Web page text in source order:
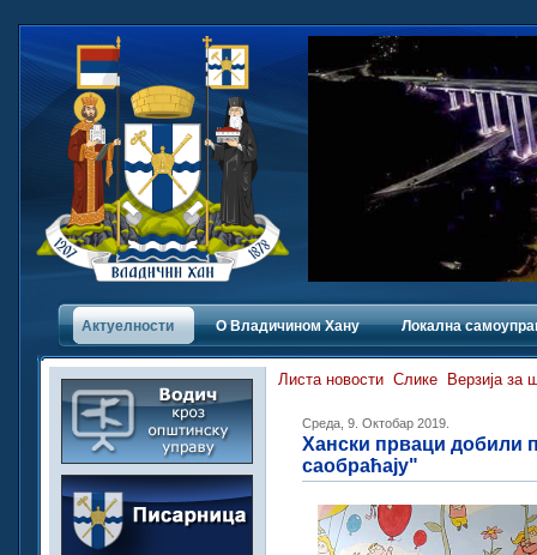
Актуелности О Владичинoм Хану Локална
Листа новости Слике Верзија за
Среда, 9. Октобар 2019.
Хански прваци добили
саобраћају"